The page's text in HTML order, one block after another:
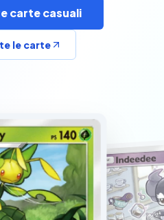
carte casuali
le carte